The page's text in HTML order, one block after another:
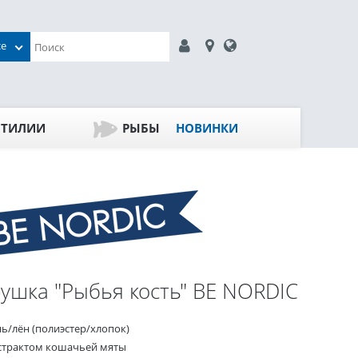
РЫБЫ НОВИНКИ
"Рыбья кость" BE NORDIC
лён (полиэстер/хлопок)
кошачьей мяты